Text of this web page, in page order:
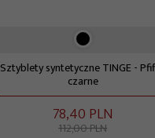
Sztyblety syntetyczne TINGE -
czarne
78,40 PLN
112,00 PLN